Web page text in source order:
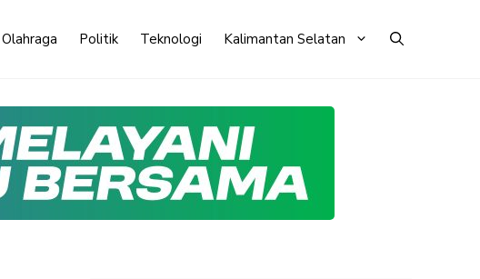
Olahraga Politik Teknologi Kalimantan Selatan